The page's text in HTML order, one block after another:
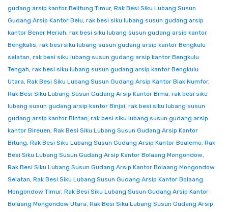
gudang arsip kantor Belitung Timur, Rak Besi Siku Lubang Susun
Gudang Arsip Kantor Belu, rak besi siku lubang susun gudang arsip
kantor Bener Meriah, rak besi siku lubang susun gudang arsip kantor
Bengkalis, rak besi siku lubang susun gudang arsip kantor Bengkulu
selatan, rak besi siku lubang susun gudang arsip kantor Bengkulu
Tengah, rak besi siku lubang susun gudang arsip kantor Bengkulu
Utara, Rak Besi Siku Lubang Susun Gudang Arsip Kantor Biak Numfor,
Rak Besi Siku Lubang Susun Gudang Arsip Kantor Bima, rak besi siku
lubang susun gudang arsip kantor Binjai, rak besi siku lubang susun
gudang arsip kantor Bintan, rak besi siku lubang susun gudang arsip
kantor Bireuen, Rak Besi Siku Lubang Susun Gudang Arsip Kantor
Bitung, Rak Besi Siku Lubang Susun Gudang Arsip Kantor Boalemo, Rak
Besi Siku Lubang Susun Gudang Arsip Kantor Bolaang Mongondow,
Rak Besi Siku Lubang Susun Gudang Arsip Kantor Bolaang Mongondow
Selatan, Rak Besi Siku Lubang Susun Gudang Arsip Kantor Bolaang
Mongondow Timur, Rak Besi Siku Lubang Susun Gudang Arsip Kantor
Bolaang Mongondow Utara, Rak Besi Siku Lubang Susun Gudang Arsip